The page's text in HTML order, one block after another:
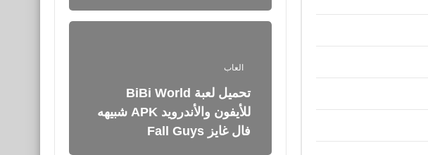
العاب
تحميل لعبة BiBi World
للأيفون والأندرويد APK شبيهه
فال غايز Fall Guys